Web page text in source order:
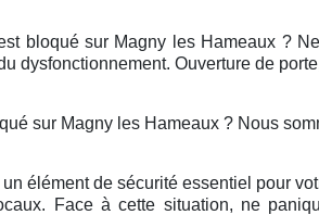
bloqué sur Magny les Hameaux ?
dysfonctionnement. Ouverture de
sur Magny les Hameaux ? Nous
élément de sécurité essentiel pour
Face à cette situation, ne